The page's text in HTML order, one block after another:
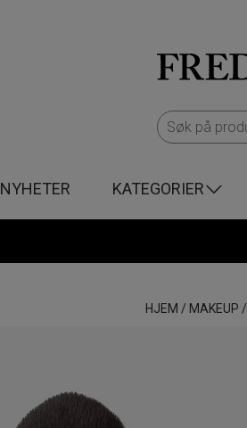
NYHETER KATEGORIER
HJEM / MAKEUP /